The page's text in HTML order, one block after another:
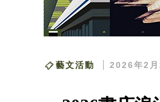
藝文活動 2026年2月